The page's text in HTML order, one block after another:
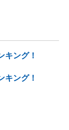
キング！
キング！